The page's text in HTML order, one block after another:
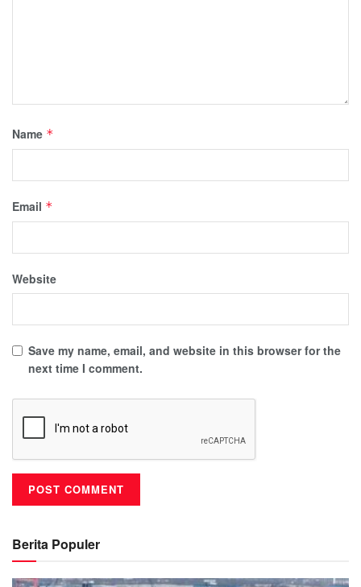
Name *
Email *
Website
Save my name, email, and website in this browser for the
next time I comment.
Berita Populer